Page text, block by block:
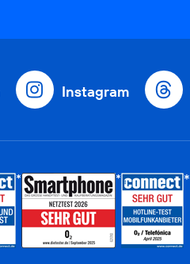
Instagram